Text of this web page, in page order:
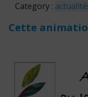
Category :
Cette